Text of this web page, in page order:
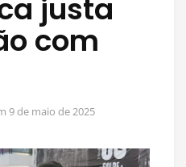
justa
com
9 de maio de 2025